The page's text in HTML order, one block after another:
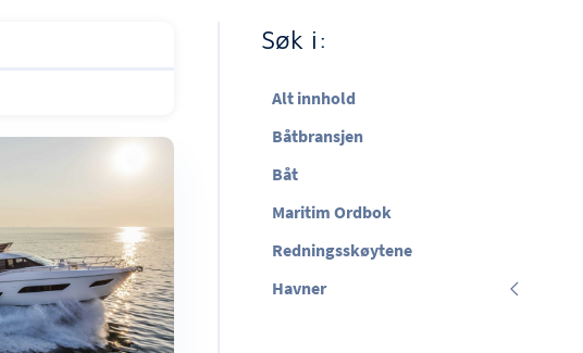
Søk i:
Alt innhold
Båtbransjen
Båt
Maritim Ordbok
Redningsskøytene
Havner